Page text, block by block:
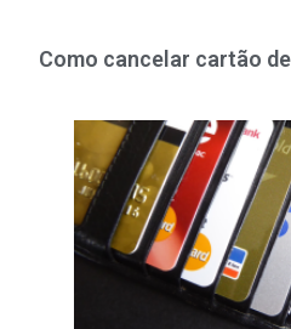
Como cancelar cartão